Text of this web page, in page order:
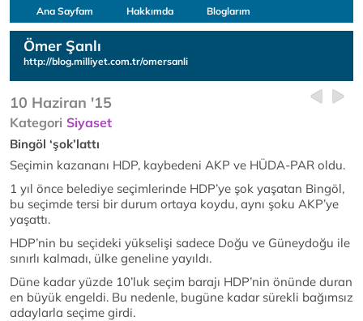
Ana Sayfam Hakkımda Bloglarım
Ömer Şanlı
http://blog.milliyet.com.tr/omersanli
10 Haziran '15
Kategori Siyaset
Bingöl ‘şok’lattı
Seçimin kazananı HDP, kaybedeni AKP ve HÜDA-PAR oldu.
1 yıl önce belediye seçimlerinde HDP’ye şok yaşatan Bingöl,
bu seçimde tersi bir durum ortaya koydu, aynı şoku AKP’ye
yaşattı.
HDP’nin bu seçideki yükselişi sadece Doğu ve Güneydoğu ile
sınırlı kalmadı, ülke geneline yayıldı.
Düne kadar yüzde 10’luk seçim barajı HDP’nin önünde duran
en büyük engeldi. Bu nedenle, bugüne kadar sürekli bağımsız
adaylarla seçime girdi.